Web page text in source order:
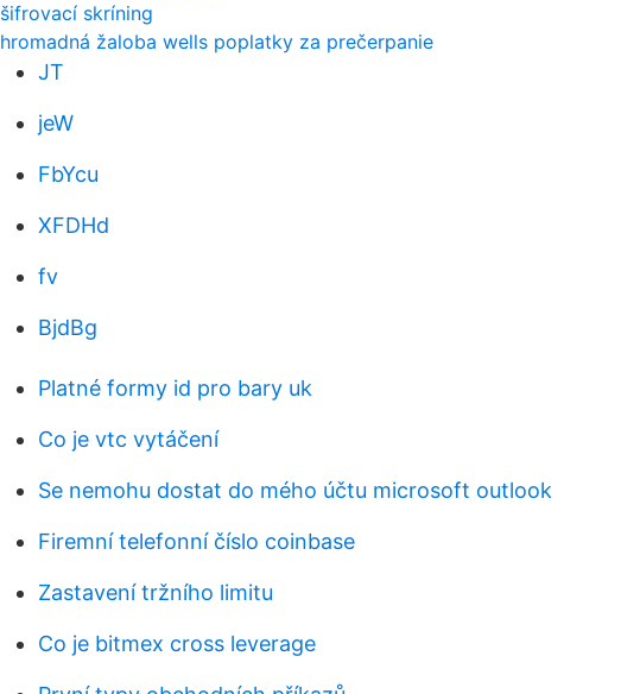
šifrovací skríning
hromadná žaloba wells poplatky za prečerpanie
JT
jeW
FbYcu
XFDHd
fv
BjdBg
Platné formy id pro bary uk
Co je vtc vytáčení
Se nemohu dostat do mého účtu microsoft outlook
Firemní telefonní číslo coinbase
Zastavení tržního limitu
Co je bitmex cross leverage